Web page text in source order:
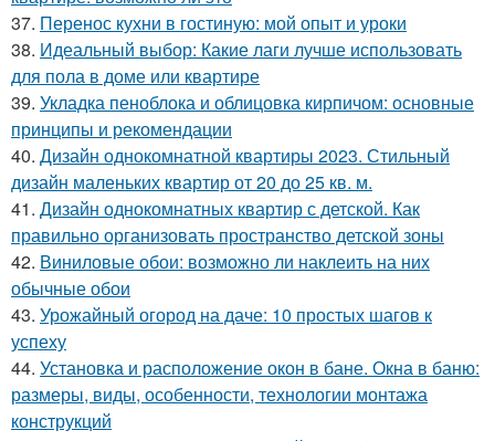
37. Перенос кухни в гостиную: мой опыт и уроки
38. Идеальный выбор: Какие лаги лучше использовать
для пола в доме или квартире
39. Укладка пеноблока и облицовка кирпичом: основные
принципы и рекомендации
40. Дизайн однокомнатной квартиры 2023. Стильный
дизайн маленьких квартир от 20 до 25 кв. м.
41. Дизайн однокомнатных квартир с детской. Как
правильно организовать пространство детской зоны
42. Виниловые обои: возможно ли наклеить на них
обычные обои
43. Урожайный огород на даче: 10 простых шагов к
успеху
44. Установка и расположение окон в бане. Окна в баню:
размеры, виды, особенности, технологии монтажа
конструкций